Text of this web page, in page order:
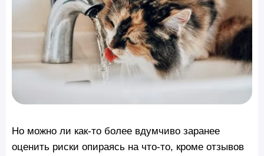
Но можно ли как-то более вдумчиво заранее
оценить риски опираясь на что-то, кроме отзывов